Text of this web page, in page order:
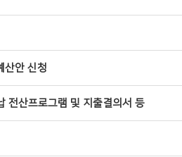
산안 신청
전산프로그램 및 지출결의서 등